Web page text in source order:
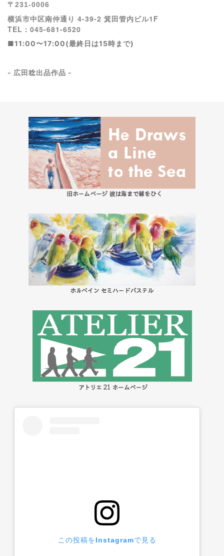
〒231-0006
横浜市中区南仲通り 4-39-2 箕田管内ビル1F
TEL：045-681-6520
■11:00〜17:00(最終日は15時まで)
- 広田稔出品作品 -
この投稿をInstagramで見る